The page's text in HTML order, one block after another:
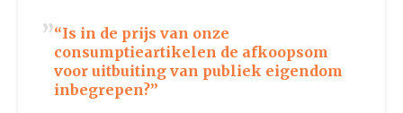
“Is in de prijs van onze
consumptieartikelen de afkoopsom
voor uitbuiting van publiek eigendom
inbegrepen?”